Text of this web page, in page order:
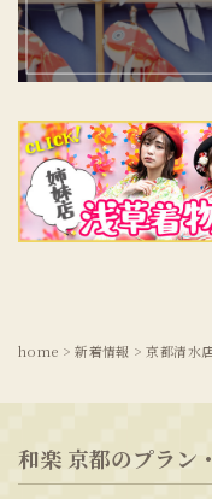
home >新着情報 >京都清水
和楽 京都のプラン